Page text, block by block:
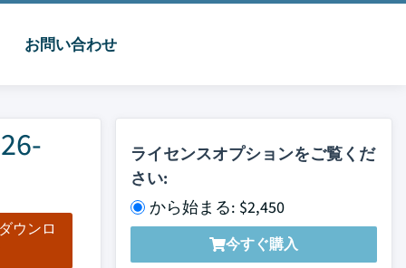
お問い合わせ
ウンロ
ライセンスオプションをご覧くだ
さい:
から始まる: $2,450
今すぐ購入